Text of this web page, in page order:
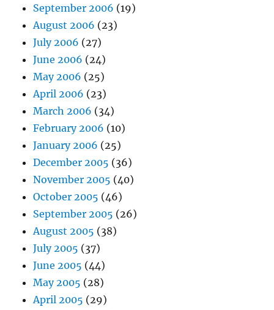
September 2006 (19)
August 2006 (23)
July 2006 (27)
June 2006 (24)
May 2006 (25)
April 2006 (23)
March 2006 (34)
February 2006 (10)
January 2006 (25)
December 2005 (36)
November 2005 (40)
October 2005 (46)
September 2005 (26)
August 2005 (38)
July 2005 (37)
June 2005 (44)
May 2005 (28)
April 2005 (29)